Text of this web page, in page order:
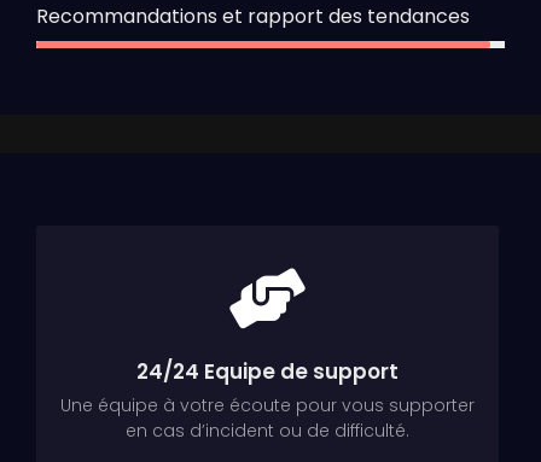
Recommandations et rapport des tendances
97%
24/24 Equipe de support
Une équipe à votre écoute pour vous supporter
en cas d’incident ou de difficulté.